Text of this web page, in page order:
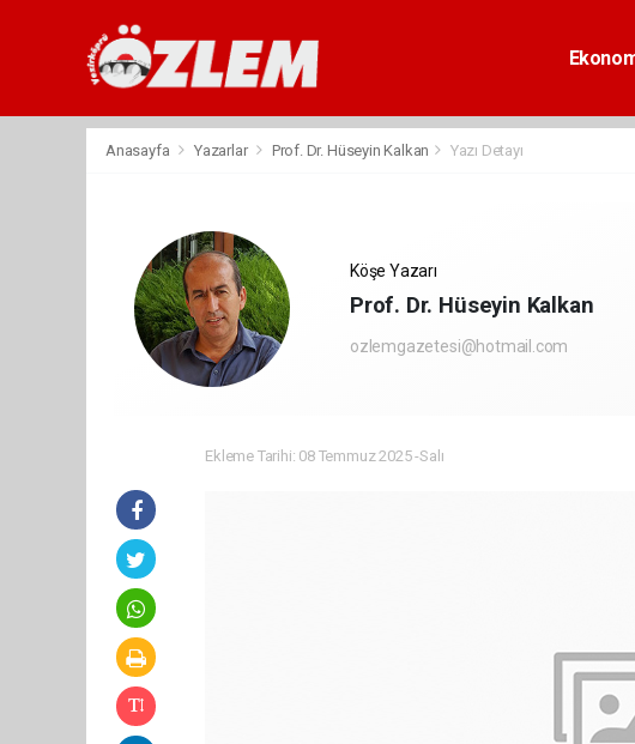
Anasayfa Yazarlar Prof. Dr. Hüseyin Kalkan Yazı Detayı
Köşe Yazarı
Prof. Dr. Hüseyin Kalkan
ozlemgazetesi@hotmail.com
Ekleme Tarihi: 08 Temmuz 2025 -Salı